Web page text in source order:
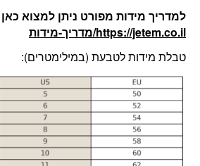
למדריך מידות מפורט ניתן למצוא
https://jetem.co.il/מדריך-מידות
טבלת מידות לטבעת (במילימטרים):